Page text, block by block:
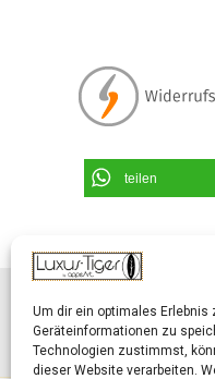
Um dir ein optimales Erlebnis
Geräteinformationen zu
Technologien zustimmst,
dieser Website verarbeiten.
teilen